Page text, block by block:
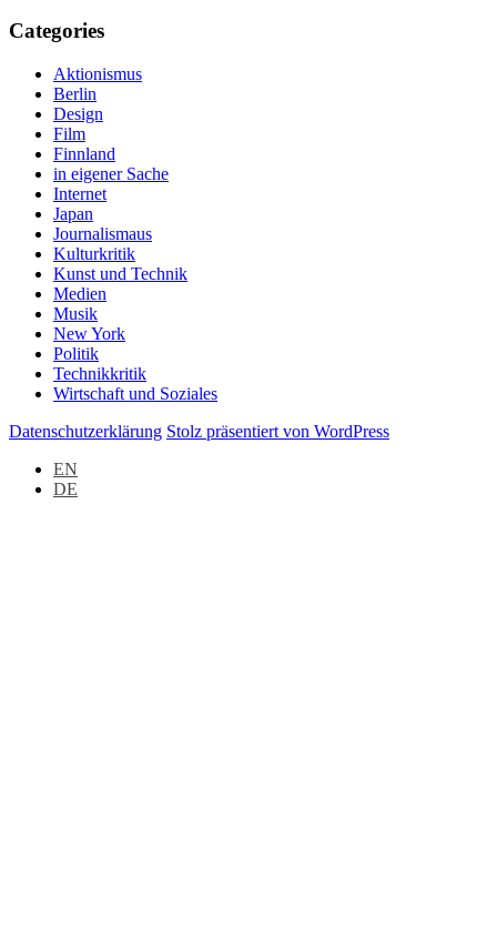
Categories
Aktionismus
Berlin
Design
Film
Finnland
in eigener Sache
Internet
Japan
Journalismaus
Kulturkritik
Kunst und Technik
Medien
Musik
New York
Politik
Technikkritik
Wirtschaft und Soziales
Datenschutzerklärung Stolz präsentiert von WordPress
EN
DE